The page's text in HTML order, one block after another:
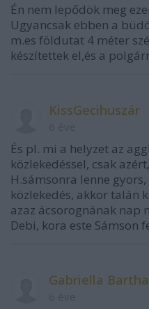
Én nem lepődök meg
Ugyancsak ebben a
m.es földutat 4 méter
készítettek el,és a
KissGecihuszár
És pl. mi a helyzet az
közlekedéssel, csak
H.sámsonra lenne
közlekedés, akkor talán
azaz ácsorognának nap
Debi, kora este Sámson
Gabriella Bartha